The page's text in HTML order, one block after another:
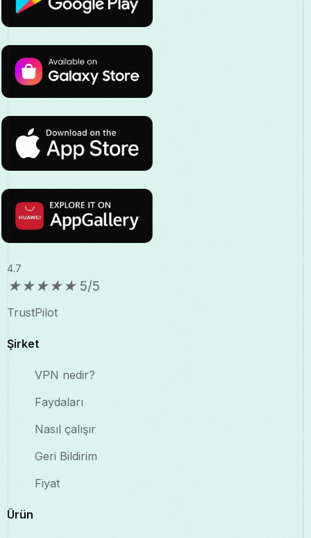
4.7
★★★★★ 5/5
TrustPilot
Şirket
VPN nedir?
Faydaları
Nasıl çalışır
Geri Bildirim
Fiyat
Ürün